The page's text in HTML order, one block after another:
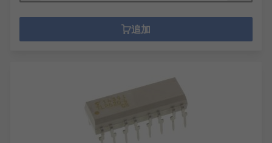
追加